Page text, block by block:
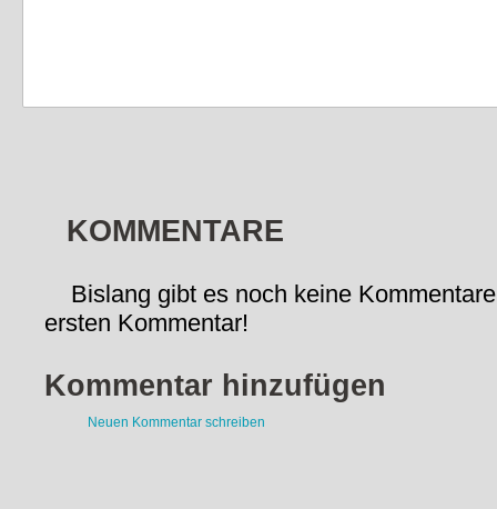
KOMMENTARE
Bislang gibt es noch keine
ersten Kommentar!
Kommentar hinzufügen
Neuen Kommentar schreiben